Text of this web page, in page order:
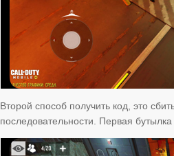
Второй способ получить код, это
последовательности. Первая